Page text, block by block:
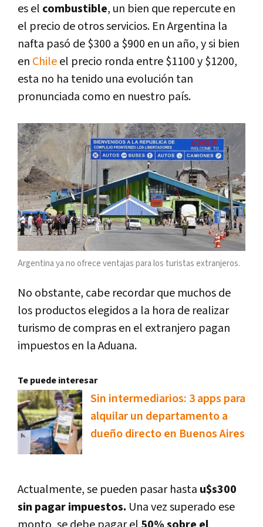
es el combustible, un bien que repercute en
el precio de otros servicios. En Argentina la
nafta pasó de $300 a $900 en un año, y si bien
en Chileel precio ronda entre $1100 y $1200,
esta no ha tenido una evolución tan
pronunciada como en nuestro país.
Argentina ya no ofrece ventajas para los turistas extranjeros.
No obstante, cabe recordar que muchos de
los productos elegidos a la hora de realizar
turismo de compras en el extranjero pagan
impuestos en la Aduana.
Te puede interesar
Sin intermediarios: 3 apps para
alquilar un departamento a
dueño directo en Buenos Aires
Actualmente, se pueden pasar hasta u$s300
sin pagar impuestos. Una vez superado ese